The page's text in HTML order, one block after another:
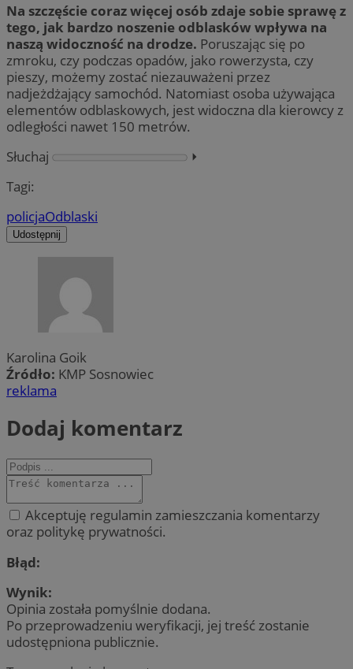
Na szczęście coraz więcej osób zdaje sobie sprawę z
tego, jak bardzo noszenie odblasków wpływa na
naszą widoczność na drodze. Poruszając się po
zmroku, czy podczas opadów, jako rowerzysta, czy
pieszy, możemy zostać niezauważeni przez
nadjeżdżający samochód. Natomiast osoba używająca
elementów odblaskowych, jest widoczna dla kierowcy z
odległości nawet 150 metrów.
Słuchaj
⏵︎
Tagi:
policjaOdblaski
Udostępnij
Karolina Goik
Źródło: KMP Sosnowiec
reklama
Dodaj komentarz
Akceptuję regulamin zamieszczania komentarzy
oraz politykę prywatności.
Błąd:
Wynik:
Opinia została pomyślnie dodana.
Po przeprowadzeniu weryfikacji, jej treść zostanie
udostępniona publicznie.